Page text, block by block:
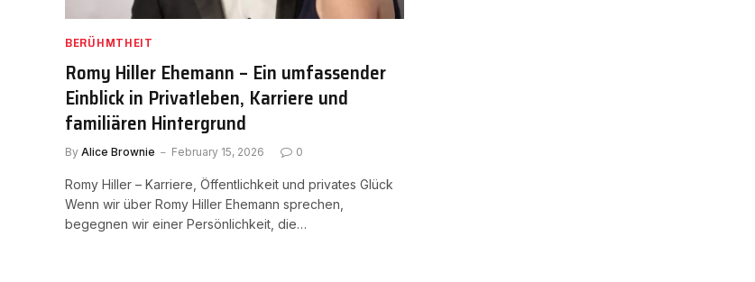
BERÜHMTHEIT
Romy Hiller Ehemann – Ein umfassender
Einblick in Privatleben, Karriere und
familiären Hintergrund
By Alice Brownie February 15, 2026 0
Romy Hiller – Karriere, Öffentlichkeit und privates Glück
Wenn wir über Romy Hiller Ehemann sprechen,
begegnen wir einer Persönlichkeit, die…